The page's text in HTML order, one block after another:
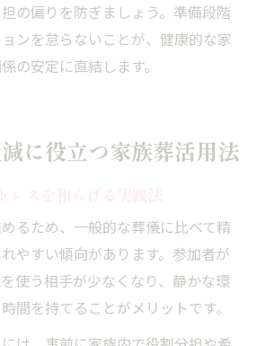
の偏りを防ぎましょう。準備段階
ンを怠らないことが、健康的な家
の安定に直結します。
に役立つ家族葬活用法
るため、一般的な葬儀に比べて精
やすい傾向があります。参加者が
使う相手が少なくなり、静かな環
間を持てることがメリットです。